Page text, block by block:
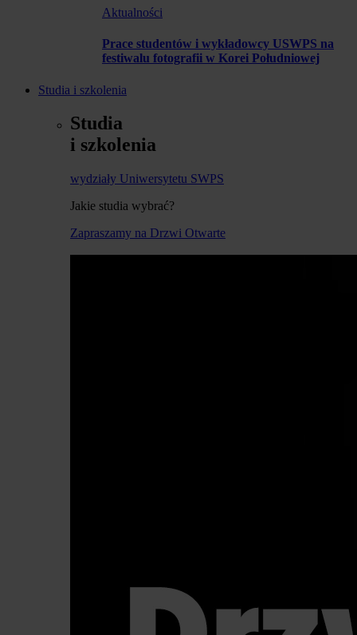
Aktualności
Prace studentów i wykładowcy USWPS na
festiwalu fotografii w Korei Południowej
Studia i szkolenia
Studia
i szkolenia
wydziały Uniwersytetu SWPS
Jakie studia wybrać?
Zapraszamy na Drzwi Otwarte